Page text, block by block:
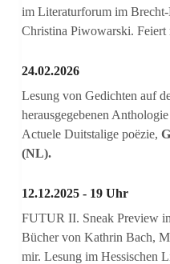
im Literaturforum im
Christina Piwowarski. Feiert
24.02.2026
Lesung von Gedichten auf
herausgegebenen
Actuele Duitstalige poëzie,
(NL).
12.12.2025 - 19 Uhr
FUTUR II. Sneak Preview
Bücher von Kathrin Bach,
mir. Lesung im Hessischen